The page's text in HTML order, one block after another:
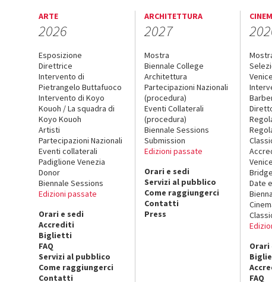
ARTE
2026
Esposizione
Direttrice
Intervento di
Pietrangelo Buttafuoco
Intervento di Koyo
Kouoh / La squadra di
Koyo Kouoh
Artisti
Partecipazioni Nazionali
Eventi collaterali
Padiglione Venezia
Donor
Biennale Sessions
Edizioni passate
Orari e sedi
Accrediti
Biglietti
FAQ
Servizi al pubblico
Come raggiungerci
Contatti
ARCHITETTURA
2027
Mostra
Biennale College
Architettura
Partecipazioni Nazionali
(procedura)
Eventi Collaterali
(procedura)
Biennale Sessions
Submission
Edizioni passate
Orari e sedi
Servizi al pubblico
Come raggiungerci
Contatti
Press
Bridge
Date
Orari
FAQ